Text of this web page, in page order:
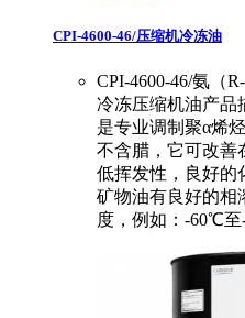
CPI-4600-46/压缩机冷冻油
CPI-4600-46/氨（
冷冻压缩机油产品
是专业调制聚α烯
不含腊，它可改善
低挥发性，良好的
矿物油有良好的相
度，例如：-60℃